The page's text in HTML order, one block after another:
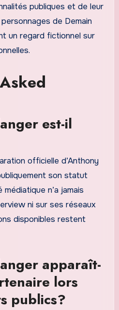
publiques et de leur
de Demain
un regard fictionnel sur
est-il
officielle d’Anthony
son statut
n’a jamais
ni sur ses réseaux
disponibles restent
apparaît-
lors
publics?